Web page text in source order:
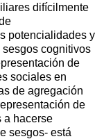
difícilmente
potencialidades y
sesgos cognitivos
de
sociales en
de agregación
de
a hacerse
sesgos- está